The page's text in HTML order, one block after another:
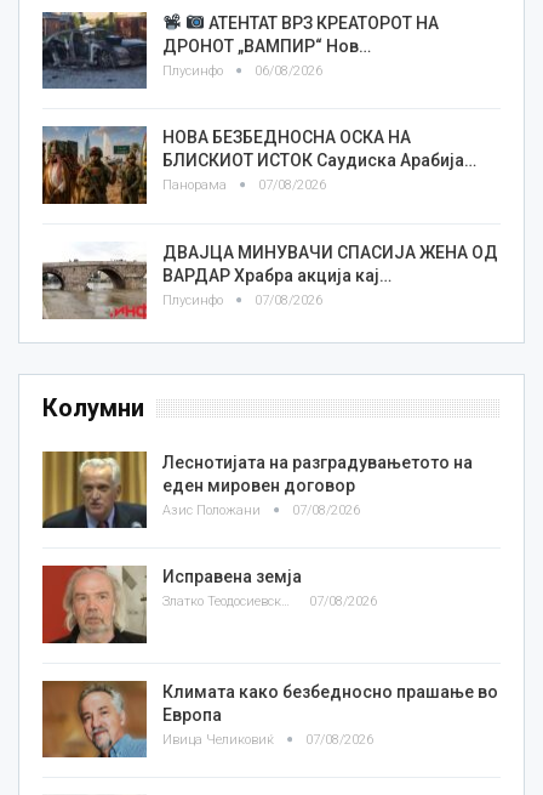
АТЕНТАТ ВРЗ КРЕАТОРОТ НА
ДРОНОТ „ВАМПИР“ Нов…
Плусинфо 06/08/2026
НОВА БЕЗБЕДНОСНА ОСКА НА
БЛИСКИОТ ИСТОК Саудиска Арабија…
Панорама 07/08/2026
ДВАЈЦА МИНУВАЧИ СПАСИЈА ЖЕНА ОД
ВАРДАР Храбра акција кај…
Плусинфо 07/08/2026
Колумни
Леснотијата на разградувањетото на
еден мировен договор
Азис Положани 07/08/2026
Исправена земја
Златко Теодосиевски 07/08/2026
Климата како безбедносно прашање во
Европа
Ивица Челиковиќ 07/08/2026